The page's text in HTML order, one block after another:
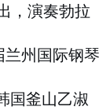
，演奏勃拉
兰州国际钢琴
国釜山乙淑